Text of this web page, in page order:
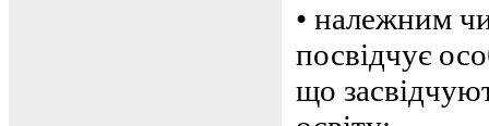
• належним
посвідчує
що